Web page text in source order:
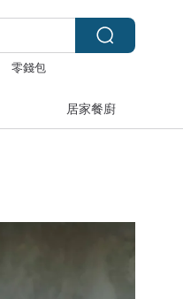
零錢包
居家餐廚